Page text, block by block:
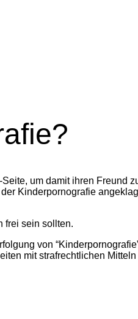
um damit ihren Freund
Kinderpornografie
frei sein sollten.
von
mit strafrechtlichen